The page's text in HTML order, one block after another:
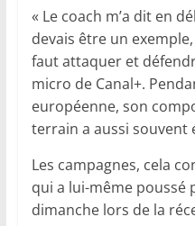
« Le coach m’a dit en
devais être un
faut attaquer et
micro de Canal+.
européenne, son
terrain a aussi souvent
Les campagnes, cela
qui a lui-même poussé
dimanche lors de la